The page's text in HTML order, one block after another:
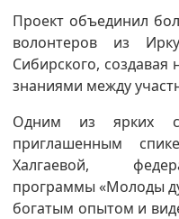
Проект объединил
волонтеров из
Сибирского,
знаниями между
Одним из ярких
приглашенным
Халгаевой,
программы «Молоды
богатым опытом и